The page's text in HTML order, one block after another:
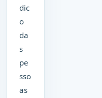
dic
o
da
s
pe
sso
as